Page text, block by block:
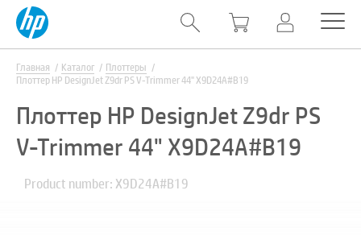
Главная Каталог
Плоттеры
Плоттер HP DesignJet Z9dr PS V-Trimmer 44" X9D24A#B19
Плоттер HP DesignJet Z9dr PS
V-Trimmer 44" X9D24A#B19
Product number: X9D24A#B19